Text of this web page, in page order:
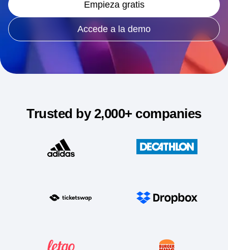
Empieza gratis
Accede a la demo
Trusted by 2,000+ companies